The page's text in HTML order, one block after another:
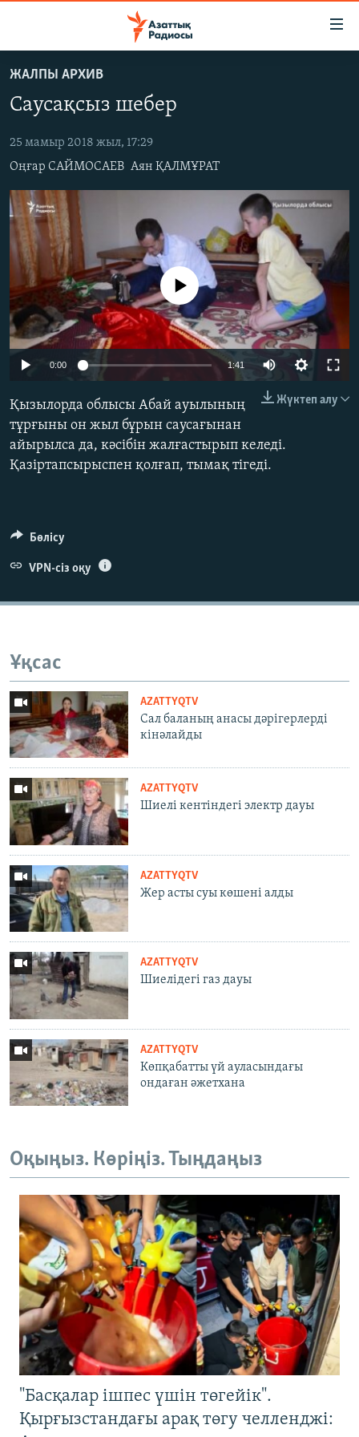
to
main
Skip
to
Navigation
Skip
Search
САЯСАТ
AZATTYQTV
ҚАҢТАР ОҚИҒАСЫ
АДАМ ҚҰҚЫҚТАРЫ
ӘЛЕУМЕТ
ӘЛЕМ
АРНАЙЫ ЖОБАЛАР
Русский
ЖАЗЫЛЫҢЫЗ
Басқа тілдерде
ЖАЛПЫ АРХИВ
Саусақсыз шебер
25 мамыр 2018 жыл, 17:29
Оңғар САЙМОСАЕВ Аян ҚАЛМҰРАТ
No media source currently available
0:00 1:41
Жүктеп алу
Қызылорда облысы Абай ауылының
тұрғыны он жыл бұрын саусағынан
айырылса да, кәсібін жалғастырып келеді.
Қазіртапсырыспен қолғап, тымақ тігеді.
Бөлісу
VPN-сіз оқу
Ұқсас
AZATTYQTV
Сал баланың анасы дәрігерлерді
кінәлайды
AZATTYQTV
Шиелі кентіндегі электр дауы
AZATTYQTV
Жер асты суы көшені алды
AZATTYQTV
Шиелідегі газ дауы
AZATTYQTV
Көпқабатты үй ауласындағы
ондаған әжетхана
Оқыңыз. Көріңіз. Тыңдаңыз
"Басқалар ішпес үшін төгейік".
Қырғызстандағы арақ төгу челленджі: